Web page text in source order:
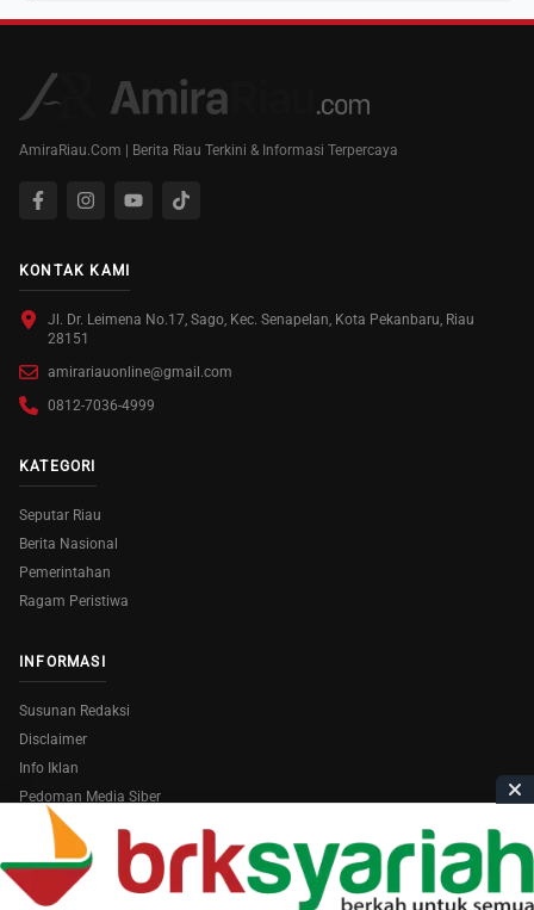
AmiraRiau.Com | Berita Riau Terkini & Informasi Terpercaya
KONTAK KAMI
Jl. Dr. Leimena No.17, Sago, Kec. Senapelan, Kota Pekanbaru, Riau
28151
amirariauonline@gmail.com
0812-7036-4999
KATEGORI
Seputar Riau
Berita Nasional
Pemerintahan
Ragam Peristiwa
INFORMASI
Susunan Redaksi
Disclaimer
Info Iklan
Pedoman Media Siber
Copyright © 2026 AmiraRiau.com . All Rights Reserved.